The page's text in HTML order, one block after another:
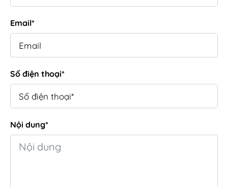
Email*
Số điện thoại*
Nội dung*